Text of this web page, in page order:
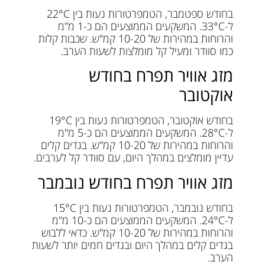
בחודש ספטמבר, הטמפרטורות נעות בין 22°C
ל-33°C. המשקעים הממוצעים הם כ-1 מ"מ
והרוחות במהירות של 10-20 קמ"ש. שכבות קלות
כמו סוודר ומעיל קל מומלצות לשעות הערב.
מזג אוויר תפרח בחודש
אוקטובר
בחודש אוקטובר, הטמפרטורות נעות בין 19°C
ל-28°C. המשקעים הממוצעים הם כ-5 מ"מ
והרוחות במהירות של 10-20 קמ"ש. בגדים קלים
עדיין מומלצים במהלך היום, עם סוודר קל לערבים.
מזג אוויר תפרח בחודש נובמבר
בחודש נובמבר, הטמפרטורות נעות בין 15°C
ל-24°C. המשקעים הממוצעים הם כ-10 מ"מ
והרוחות במהירות של 10-20 קמ"ש. כדאי ללבוש
בגדים קלים במהלך היום ובגדים חמים יותר לשעות
הערב.